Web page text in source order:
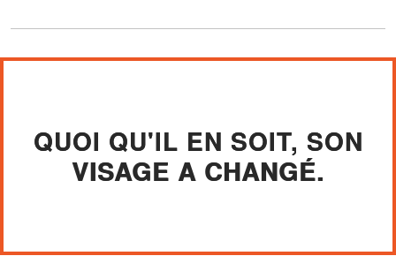
QUOI QU'IL EN SOIT, SON
VISAGE A CHANGÉ.